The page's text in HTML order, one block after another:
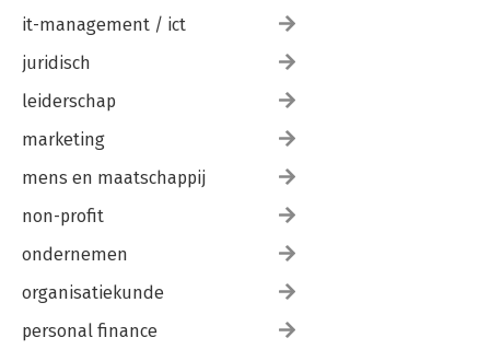
it-management / ict
juridisch
leiderschap
marketing
mens en maatschappij
non-profit
ondernemen
organisatiekunde
personal finance